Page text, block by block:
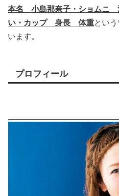
本名 小島那奈子・ショム
い・カップ 身長 体重とい
います。
プロフィール